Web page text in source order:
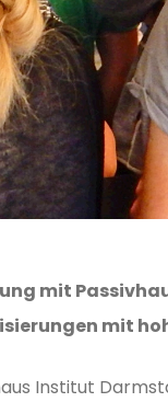
mit
mit
Institut